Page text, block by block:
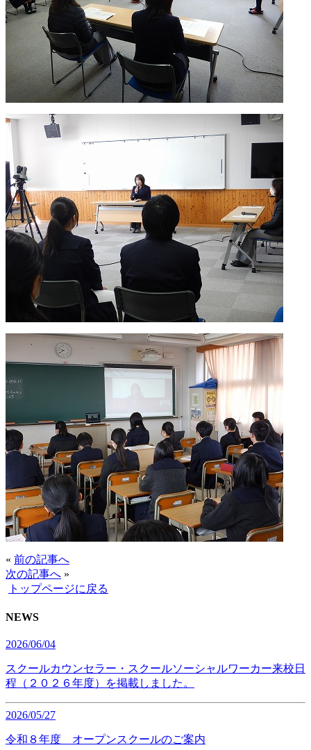
« 前の記事へ
次の記事へ »
トップページに戻る
NEWS
2026/06/04
スクールカウンセラー・スクールソーシャルワーカー来校日
程（２０２６年度）を掲載しました。
2026/05/27
令和８年度 オープンスクールのご案内